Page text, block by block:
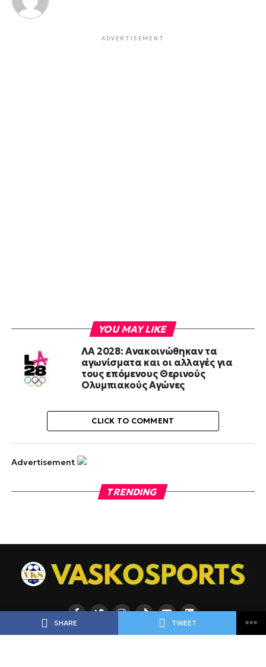
SHARE TWEET
ADVERTISEMENT
YOU MAY LIKE
ΛΑ 2028: Ανακοινώθηκαν τα
αγωνίσματα και οι αλλαγές για
τους επόμενους Θερινούς
Ολυμπιακούς Αγώνες
CLICK TO COMMENT
Advertisement
TRENDING